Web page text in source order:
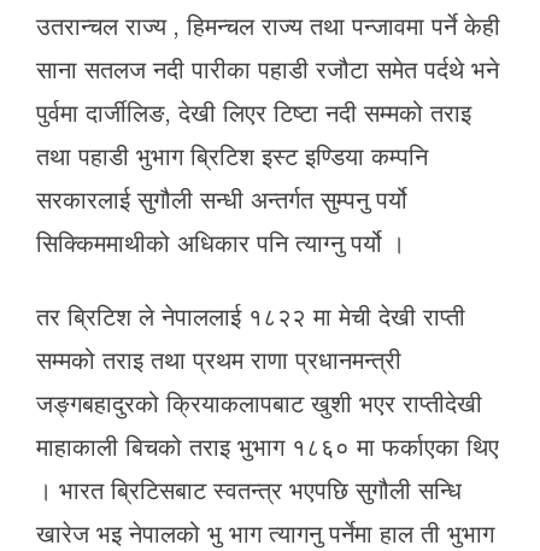
उतरान्चल राज्य , हिमन्चल राज्य तथा पन्जावमा पर्ने केही
साना सतलज नदी पारीका पहाडी रजौटा समेत पर्दथे भने
पुर्वमा दार्जीलिङ, देखी लिएर टिष्टा नदी सम्मको तराइ
तथा पहाडी भुभाग ब्रिटिश इस्ट इण्डिया कम्पनि
सरकारलाई सुगौली सन्धी अन्तर्गत सुम्पनु पर्यो
सिक्किममाथीको अधिकार पनि त्याग्नु पर्यो ।
तर ब्रिटिश ले नेपाललाई १८२२ मा मेची देखी राप्ती
सम्मको तराइ तथा प्रथम राणा प्रधानमन्त्री
जङ्गबहादुरको क्रियाकलापबाट खुशी भएर राप्तीदेखी
माहाकाली बिचको तराइ भुभाग १८६० मा फर्काएका थिए
। भारत ब्रिटिसबाट स्वतन्त्र भएपछि सुगौली सन्धि
खारेज भइ नेपालको भु भाग त्यागनु पर्नेमा हाल ती भुभाग